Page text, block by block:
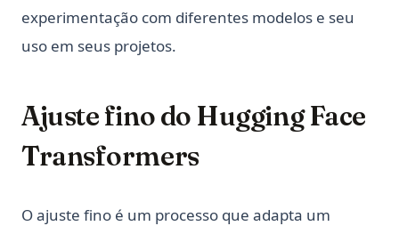
experimentação com diferentes modelos e seu
uso em seus projetos.
Ajuste fino do Hugging Face
Transformers
O ajuste fino é um processo que adapta um